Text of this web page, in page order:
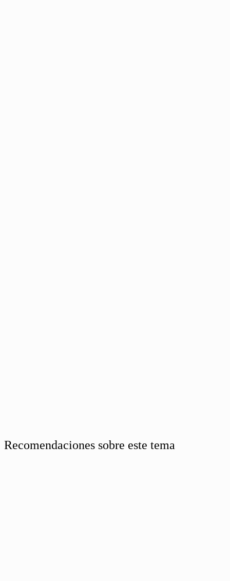
Recomendaciones sobre este tema